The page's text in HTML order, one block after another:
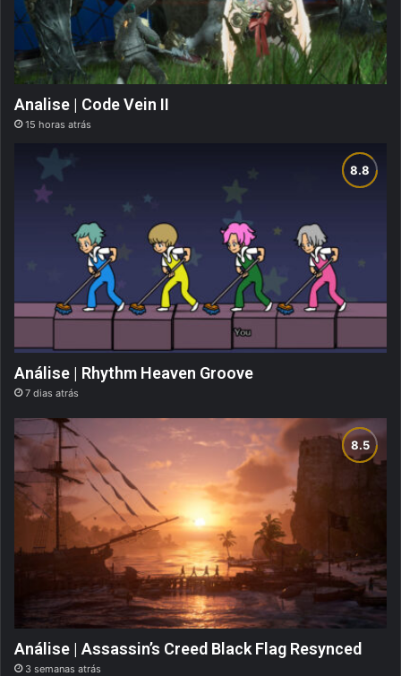
Analise | Code Vein II
15 horas atrás
Análise | Rhythm Heaven Groove
7 dias atrás
Análise | Assassin’s Creed Black Flag Resynced
3 semanas atrás